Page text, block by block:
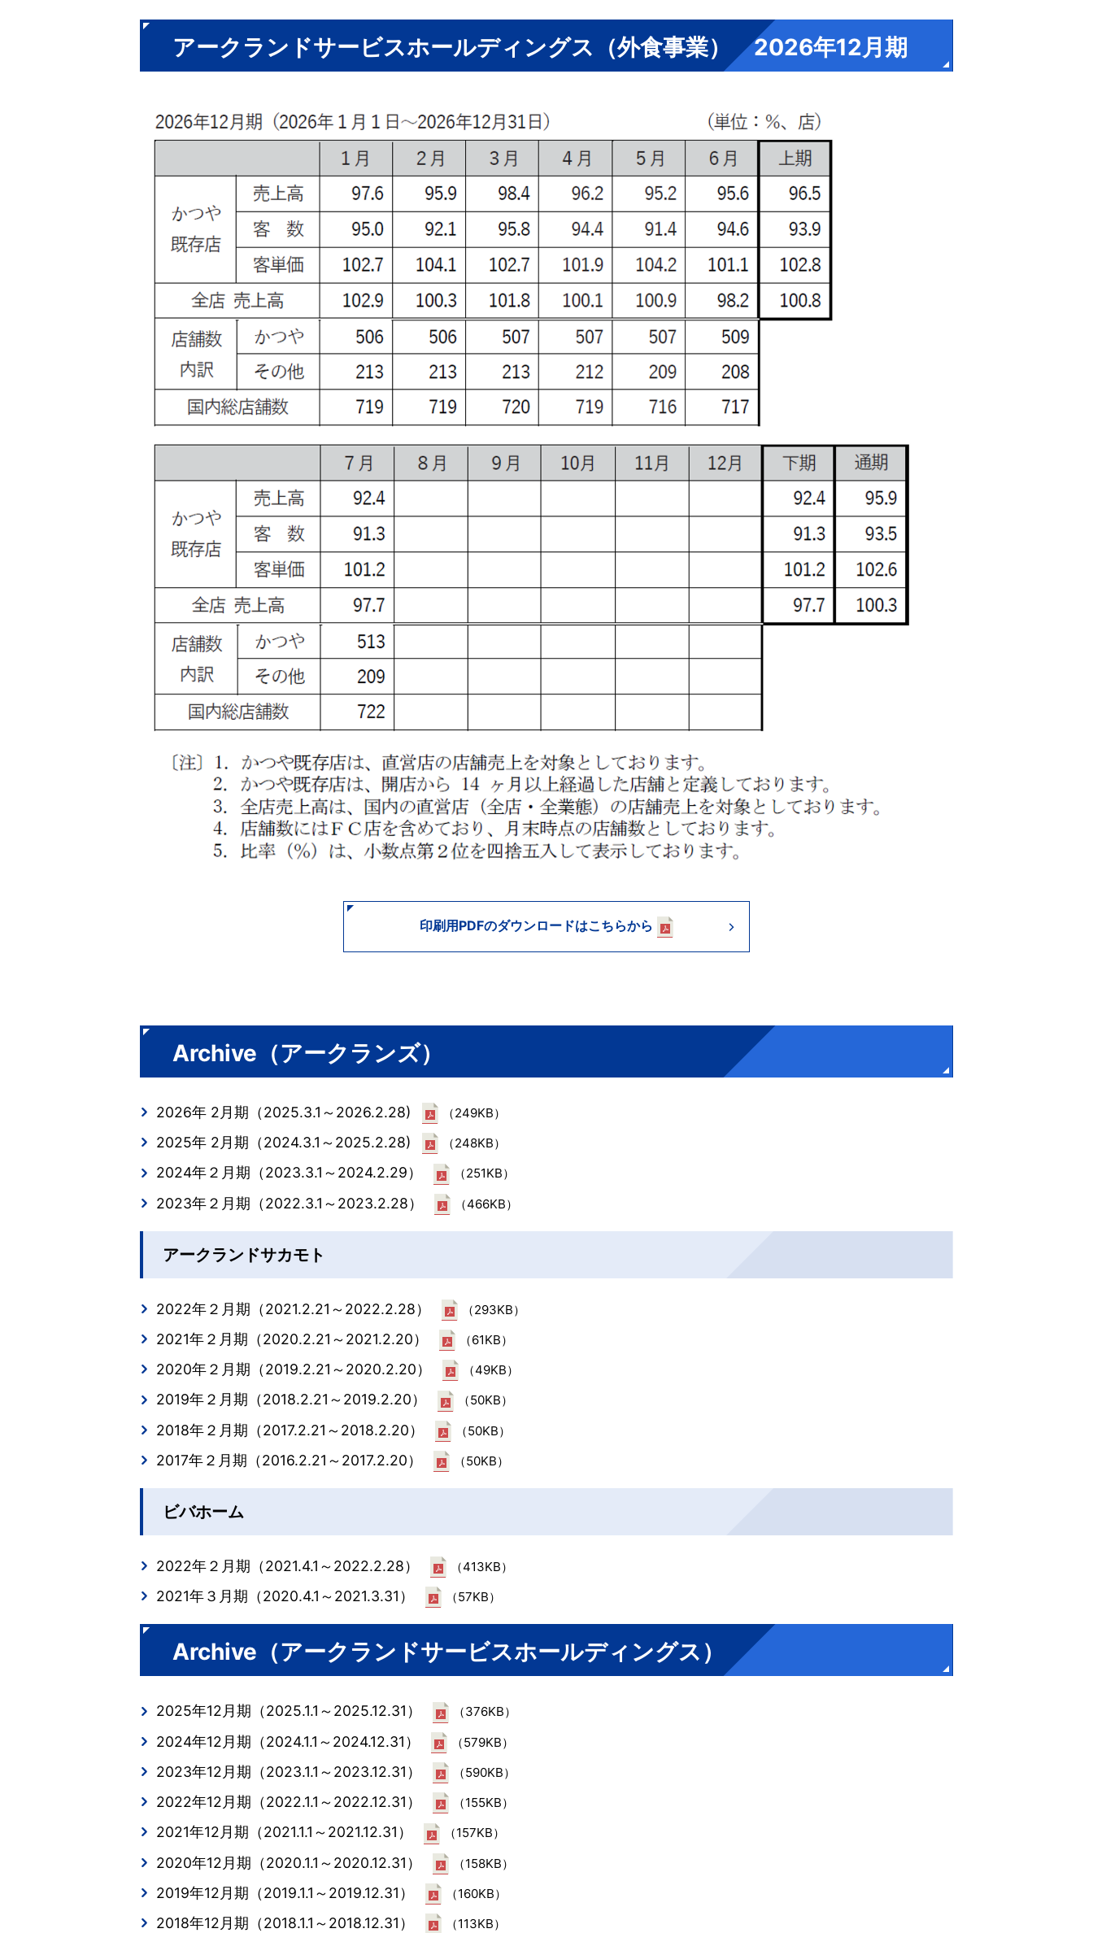
アークランドサービスホールディングス（外食事業） 2026年12月期
印刷用PDFのダウンロードはこちらから
Archive（アークランズ）
2026年 2月期（2025.3.1～2026.2.28) （249KB）
2025年 2月期（2024.3.1～2025.2.28) （248KB）
2024年２月期（2023.3.1～2024.2.29） （251KB）
2023年２月期（2022.3.1～2023.2.28） （466KB）
アークランドサカモト
2022年２月期（2021.2.21～2022.2.28） （293KB）
2021年２月期（2020.2.21～2021.2.20） （61KB）
2020年２月期（2019.2.21～2020.2.20） （49KB）
2019年２月期（2018.2.21～2019.2.20） （50KB）
2018年２月期（2017.2.21～2018.2.20） （50KB）
2017年２月期（2016.2.21～2017.2.20） （50KB）
ビバホーム
2022年２月期（2021.4.1～2022.2.28） （413KB）
2021年３月期（2020.4.1～2021.3.31） （57KB）
Archive（アークランドサービスホールディングス）
2025年12月期（2025.1.1～2025.12.31） （376KB）
2024年12月期（2024.1.1～2024.12.31） （579KB）
2023年12月期（2023.1.1～2023.12.31） （590KB）
2022年12月期（2022.1.1～2022.12.31） （155KB）
2021年12月期（2021.1.1～2021.12.31） （157KB）
2020年12月期（2020.1.1～2020.12.31） （158KB）
2019年12月期（2019.1.1～2019.12.31） （160KB）
2018年12月期（2018.1.1～2018.12.31） （113KB）